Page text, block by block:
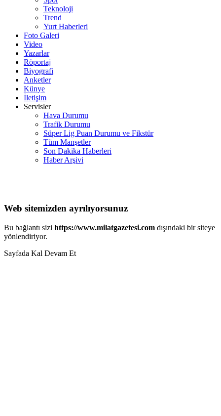
Teknoloji
Trend
Yurt Haberleri
Foto Galeri
Video
Yazarlar
Röportaj
Biyografi
Anketler
Künye
İletişim
Servisler
Hava Durumu
Trafik Durumu
Süper Lig Puan Durumu ve Fikstür
Tüm Manşetler
Son Dakika Haberleri
Haber Arşivi
Web sitemizden ayrılıyorsunuz
Bu bağlantı sizi https://www.milatgazetesi.com dışındaki bir siteye
yönlendiriyor.
Sayfada Kal Devam Et